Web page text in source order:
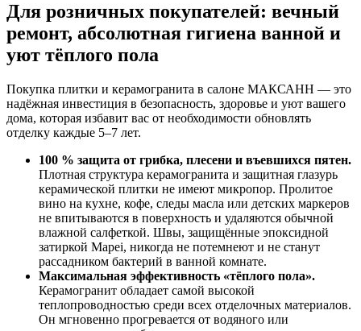
Для розничных покупателей: вечный
ремонт, абсолютная гигиена ванной и
уют тёплого пола
Покупка плитки и керамогранита в салоне МАКСАНН — это
надёжная инвестиция в безопасность, здоровье и уют вашего
дома, которая избавит вас от необходимости обновлять
отделку каждые 5–7 лет.
100 % защита от грибка, плесени и въевшихся пятен.
Плотная структура керамогранита и защитная глазурь
керамической плитки не имеют микропор. Пролитое
вино на кухне, кофе, следы масла или детских маркеров
не впитываются в поверхность и удаляются обычной
влажной салфеткой. Швы, защищённые эпоксидной
затиркой Mapei, никогда не потемнеют и не станут
рассадником бактерий в ванной комнате.
Максимальная эффективность «тёплого пола».
Керамогранит обладает самой высокой
теплопроводностью среди всех отделочных материалов.
Он мгновенно прогревается от водяного или